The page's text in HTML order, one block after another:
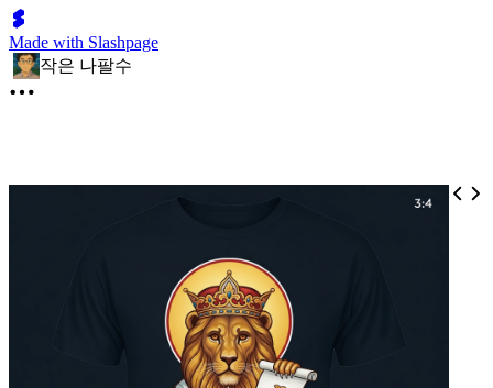
Made with Slashpage
작은 나팔수